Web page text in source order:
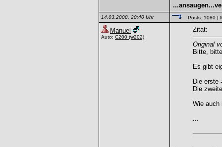
14.03.2008, 20:40 Uhr Posts: 1080 |
Manuel
Auto: C200 (w202)
Zitat:
Original
Bitte,
Es gibt
Die erste
Die
Wie auch
...